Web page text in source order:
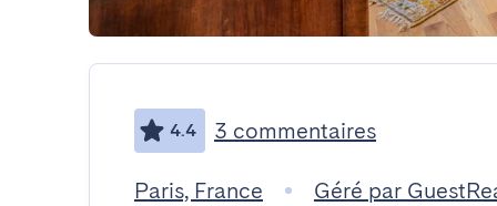
4.4 3 commentaires
Paris, France Géré par